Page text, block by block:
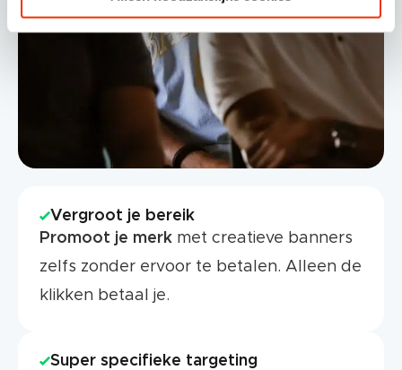
Vergroot je bereik
Promoot je merk met creatieve banners
zelfs zonder ervoor te betalen. Alleen de
klikken betaal je.
Super specifieke targeting